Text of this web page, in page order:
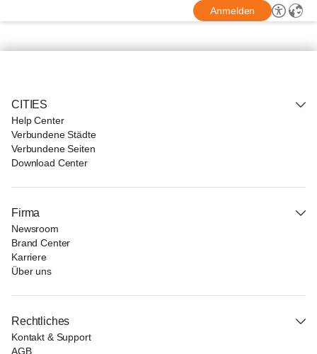
Anmelden
CITIES
Help Center
Verbundene Städte
Verbundene Seiten
Download Center
Firma
Newsroom
Brand Center
Karriere
Über uns
Rechtliches
Kontakt & Support
AGB